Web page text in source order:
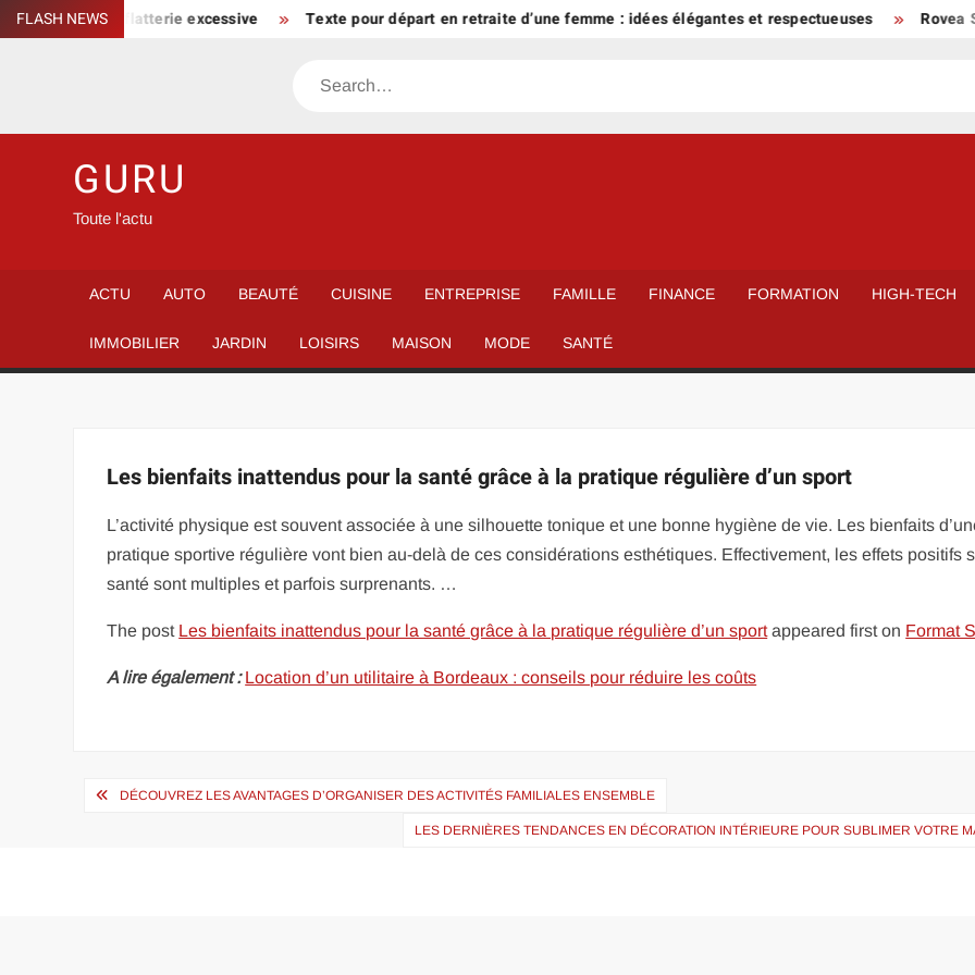
Skip
to
FLASH NEWSsans flatterie excessive Texte pour départ en retraite d’une femme : idées élégantes et respectueuses Rovea
Search
GURU
Toute l'actu
ACTU AUTO BEAUTÉ CUISINE ENTREPRISE FAMILLE FINANCE FORMATION HIGH-TECH
IMMOBILIER JARDIN LOISIRS MAISON MODE SANTÉ
Les bienfaits inattendus pour la santé grâce à la pratique régulière d’un sport
L’activité physique est souvent associée à une silhouette tonique et une bonne hygiène de vie. Les bienfaits
pratique sportive régulière vont bien au-delà de ces considérations esthétiques. Effectivement, les effets positifs
santé sont multiples et parfois surprenants. …
The post Les bienfaits inattendus pour la santé grâce à la pratique régulière d’un sportappeared first on Format
A lire également : Location d’un utilitaire à Bordeaux : conseils pour réduire les coûts
Navigation
DÉCOUVREZ LES AVANTAGES D’ORGANISER DES ACTIVITÉS FAMILIALES ENSEMBLE
LES DERNIÈRES TENDANCES EN DÉCORATION INTÉRIEURE POUR SUBLIMER VOTRE